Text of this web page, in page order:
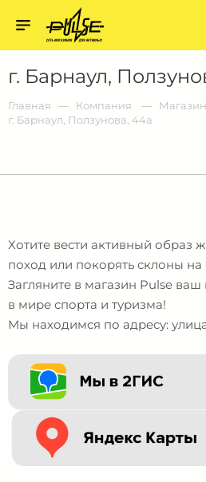
г. Барнаул,
пульс:
сеть
для
активных
Главная Компания
г. Барнаул, Ползунова, 44а
Хотите вести активный образ
поход или покорять склоны на
Загляните в магазин Pulse
в мире спорта и туризма!
Мы находимся по адресу: